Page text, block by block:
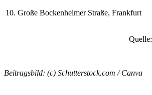
10. Große Bockenheimer Straße, Frankfurt
Quelle:
Beitragsbild: (c) Schutterstock.com / Canva